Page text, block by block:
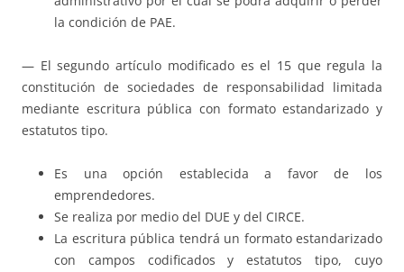
la condición de PAE.
— El segundo artículo modificado es el 15 que regula la
constitución de sociedades de responsabilidad limitada
mediante escritura pública con formato estandarizado y
estatutos tipo.
Es una opción establecida a favor de los
emprendedores.
Se realiza por medio del DUE y del CIRCE.
La escritura pública tendrá un formato estandarizado
con campos codificados y estatutos tipo, cuyo